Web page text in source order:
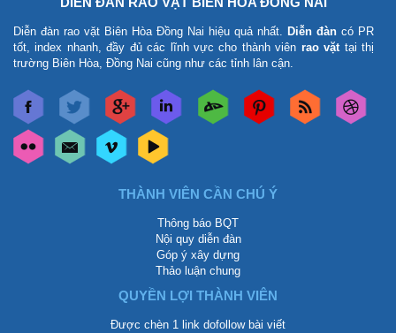
Diễn đàn rao vặt Biên Hòa Đồng Nai hiệu quả nhất. Diễn đàn có PR
tốt, index nhanh, đầy đủ các lĩnh vực cho thành viên rao vặttại thị
trường Biên Hòa, Đồng Nai cũng như các tỉnh lân cận.
THÀNH VIÊN CẦN CHÚ Ý
Thông báo BQT
Nội quy diễn đàn
Góp ý xây dựng
Thảo luận chung
QUYỀN LỢI THÀNH VIÊN
Được chèn 1 link dofollow bài viết